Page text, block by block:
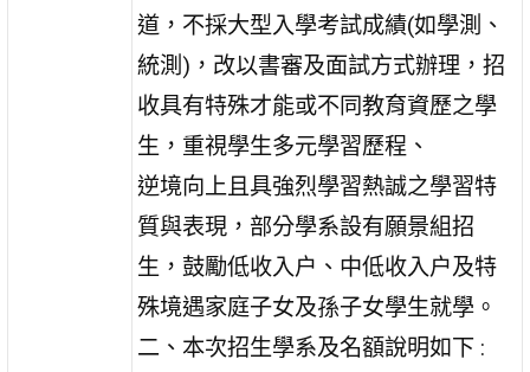
道，不採大型入學考試成績(如學測、
統測)，改以書審及面試方式辦理，招
收具有特殊才能或不同教育資歷之學
生，重視學生多元學習歷程、
逆境向上且具強烈學習熱誠之學習特
質與表現，部分學系設有願景組招
生，鼓勵低收入户、中低收入户及特
殊境遇家庭子女及孫子女學生就學。
二、本次招生學系及名額說明如下 :